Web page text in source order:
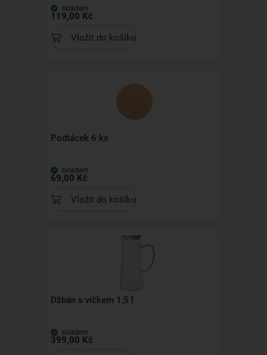
skladem
119,00 Kč
Vložit do košíku
Podtácek 6 ks
skladem
69,00 Kč
Vložit do košíku
Džbán s víčkem 1,5 l
skladem
399,00 Kč